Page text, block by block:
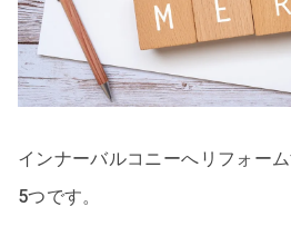
インナーバルコニーへリフォー
5つです。